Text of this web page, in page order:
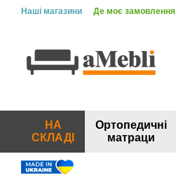
Перейти до основного контенту
Наші магазини Де моє замовлення
НА
СКЛАДІ
Ортопедичні
матраци